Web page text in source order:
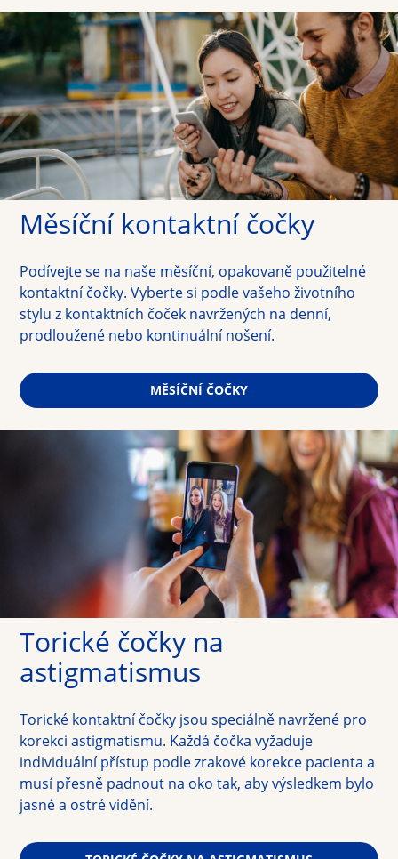
Měsíční kontaktní čočky
Podívejte se na naše měsíční, opakovaně použitelné
kontaktní čočky. Vyberte si podle vašeho životního
stylu z kontaktních čoček navržených na denní,
prodloužené nebo kontinuální nošení.
MĚSÍČNÍ ČOČKY
Torické čočky na
astigmatismus
Torické kontaktní čočky jsou speciálně navržené pro
korekci astigmatismu. Každá čočka vyžaduje
individuální přístup podle zrakové korekce pacienta a
musí přesně padnout na oko tak, aby výsledkem bylo
jasné a ostré vidění.